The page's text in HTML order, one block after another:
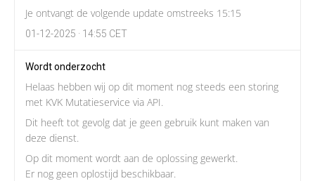
Je ontvangt de volgende update omstreeks 15:15
01-12-2025 · 14:55 CET
Wordt onderzocht
Helaas hebben wij op dit moment nog steeds een storing
met KVK Mutatieservice via API.
Dit heeft tot gevolg dat je geen gebruik kunt maken van
deze dienst.
Op dit moment wordt aan de oplossing gewerkt.
Er nog geen oplostijd beschikbaar.